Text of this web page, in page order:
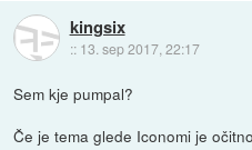
kingsix
:: 13. sep 2017, 22:17
Sem kje pumpal?
Če je tema glede Iconomi je